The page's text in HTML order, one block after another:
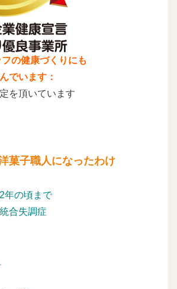
の健康づくりにも
でいます：
を頂いています
菓子職人になったわけ
年の頃まで
合失調症